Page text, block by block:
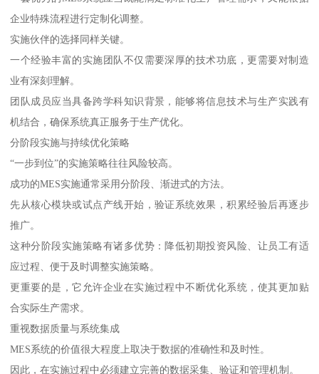
企业特殊流程进行定制化调整。
实施伙伴的选择同样关键。
一个经验丰富的实施团队不仅需要深厚的技术功底，更需要对制造
业有深刻理解。
团队成员应当具备跨学科知识背景，能够将信息技术与生产实践有
机结合，确保系统真正服务于生产优化。
分阶段实施与持续优化策略
“一步到位”的实施策略往往风险较高。
成功的MES实施通常采用分阶段、渐进式的方法。
先从核心模块或试点产线开始，验证系统效果，积累经验后再逐步
推广。
这种分阶段实施策略有诸多优势：降低初期投资风险、让员工有适
应过程、便于及时调整实施策略。
更重要的是，它允许企业在实施过程中不断优化系统，使其更加贴
合实际生产需求。
重视数据质量与系统集成
MES系统的价值很大程度上取决于数据的准确性和及时性。
因此，在实施过程中必须建立完善的数据采集、验证和管理机制。